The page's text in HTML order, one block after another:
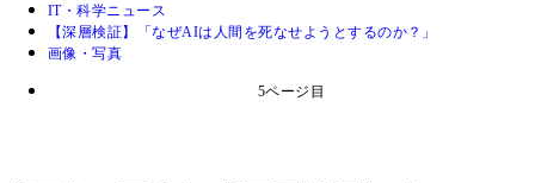
IT・科学ニュース
【深層検証】「なぜAIは人間を死なせようとするのか？」
画像・写真
5ページ目